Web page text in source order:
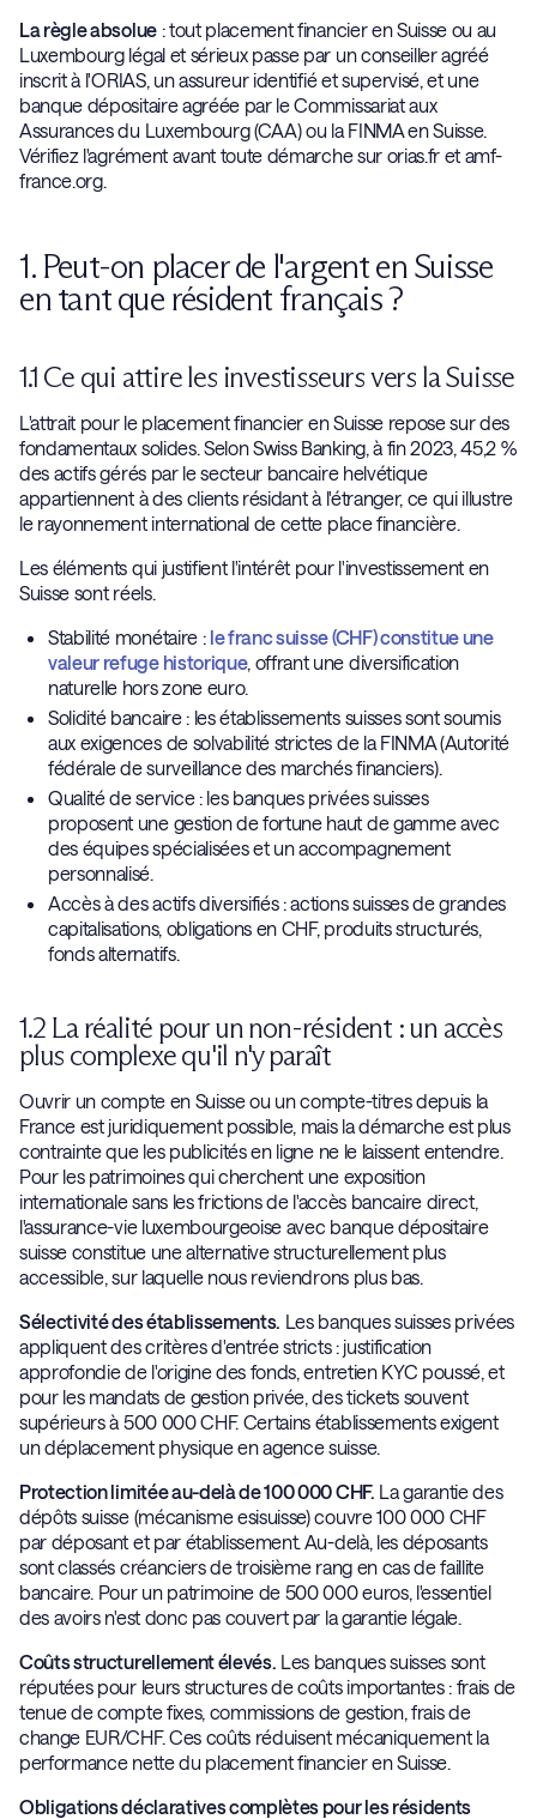
La règle absolue: tout placement financier en Suisse ou au
Luxembourg légal et sérieux passe par un conseiller agréé
inscrit à l'ORIAS, un assureur identifié et supervisé, et une
banque dépositaire agréée par le Commissariat aux
Assurances du Luxembourg (CAA) ou la FINMA en Suisse.
Vérifiez l'agrément avant toute démarche sur orias.fr et amf-
france.org.
1. Peut-on placer de l'argent en Suisse
en tant que résident français ?
1.1 Ce qui attire les investisseurs vers la Suisse
L'attrait pour le placement financier en Suisse repose sur des
fondamentaux solides. Selon Swiss Banking, à fin 2023, 45,2 %
des actifs gérés par le secteur bancaire helvétique
appartiennent à des clients résidant à l'étranger, ce qui illustre
le rayonnement international de cette place financière.
Les éléments qui justifient l'intérêt pour l'investissement en
Suisse sont réels.
Stabilité monétaire : le franc suisse (CHF) constitue une
valeur refuge historique, offrant une diversification
naturelle hors zone euro.
Solidité bancaire : les établissements suisses sont soumis
aux exigences de solvabilité strictes de la FINMA (Autorité
fédérale de surveillance des marchés financiers).
Qualité de service : les banques privées suisses
proposent une gestion de fortune haut de gamme avec
des équipes spécialisées et un accompagnement
personnalisé.
Accès à des actifs diversifiés : actions suisses de grandes
capitalisations, obligations en CHF, produits structurés,
fonds alternatifs.
1.2 La réalité pour un non-résident : un accès
plus complexe qu'il n'y paraît
Ouvrir un compte en Suisse ou un compte-titres depuis la
France est juridiquement possible, mais la démarche est plus
contrainte que les publicités en ligne ne le laissent entendre.
Pour les patrimoines qui cherchent une exposition
internationale sans les frictions de l'accès bancaire direct,
l'assurance-vie luxembourgeoise avec banque dépositaire
suisse constitue une alternative structurellement plus
accessible, sur laquelle nous reviendrons plus bas.
Sélectivité des établissements. Les banques suisses privées
appliquent des critères d'entrée stricts : justification
approfondie de l'origine des fonds, entretien KYC poussé, et
pour les mandats de gestion privée, des tickets souvent
supérieurs à 500 000 CHF. Certains établissements exigent
un déplacement physique en agence suisse.
Protection limitée au-delà de 100 000 CHF. La garantie des
dépôts suisse (mécanisme esisuisse) couvre 100 000 CHF
par déposant et par établissement. Au-delà, les déposants
sont classés créanciers de troisième rang en cas de faillite
bancaire. Pour un patrimoine de 500 000 euros, l'essentiel
des avoirs n'est donc pas couvert par la garantie légale.
Coûts structurellement élevés. Les banques suisses sont
réputées pour leurs structures de coûts importantes : frais de
tenue de compte fixes, commissions de gestion, frais de
change EUR/CHF. Ces coûts réduisent mécaniquement la
performance nette du placement financier en Suisse.
Obligations déclaratives complètes pour les résidents